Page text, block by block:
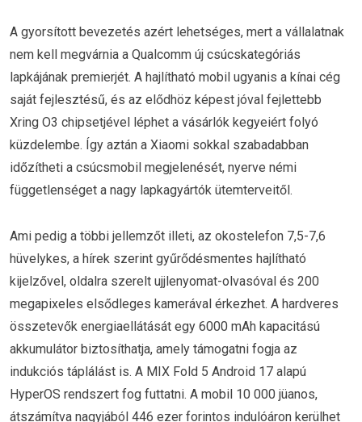
A gyorsított bevezetés azért lehetséges, mert a vállalatnak
nem kell megvárnia a Qualcomm új csúcskategóriás
lapkájának premierjét. A hajlítható mobil ugyanis a kínai cég
saját fejlesztésű, és az elődhöz képest jóval fejlettebb
Xring O3 chipsetjével léphet a vásárlók kegyeiért folyó
küzdelembe. Így aztán a Xiaomi sokkal szabadabban
időzítheti a csúcsmobil megjelenését, nyerve némi
függetlenséget a nagy lapkagyártók ütemterveitől.
Ami pedig a többi jellemzőt illeti, az okostelefon 7,5-7,6
hüvelykes, a hírek szerint gyűrődésmentes hajlítható
kijelzővel, oldalra szerelt ujjlenyomat-olvasóval és 200
megapixeles elsődleges kamerával érkezhet. A hardveres
összetevők energiaellátását egy 6000 mAh kapacitású
akkumulátor biztosíthatja, amely támogatni fogja az
indukciós táplálást is. A MIX Fold 5 Android 17 alapú
HyperOS rendszert fog futtatni. A mobil 10 000 jüanos,
átszámítva nagyjából 446 ezer forintos indulóáron kerülhet